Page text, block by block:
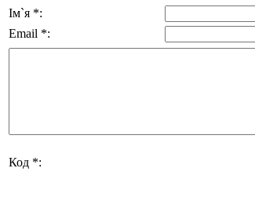
Ім`я *:
Email *:
Код *: